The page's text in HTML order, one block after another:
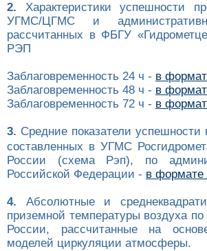
2. Характеристики успешности
УГМС/ЦГМС и
рассчитанных в ФБГУ
РЭП
Заблаговременность 24 ч - в
Заблаговременность 48 ч - в
Заблаговременность 72 ч - в
3. Средние показатели успешности
составленных в УГМС
России (схема Рэп), по
Российской Федерации - в формате
4. Абсолютные и
приземной температуры воздуха
России, рассчитанные на
моделей циркуляции атмосферы.